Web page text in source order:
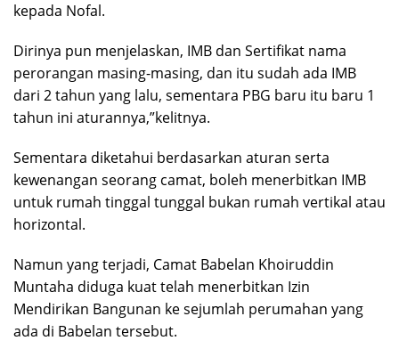
kepada Nofal.
Dirinya pun menjelaskan, IMB dan Sertifikat nama
perorangan masing-masing, dan itu sudah ada IMB
dari 2 tahun yang lalu, sementara PBG baru itu baru 1
tahun ini aturannya,”kelitnya.
Sementara diketahui berdasarkan aturan serta
kewenangan seorang camat, boleh menerbitkan IMB
untuk rumah tinggal tunggal bukan rumah vertikal atau
horizontal.
Namun yang terjadi, Camat Babelan Khoiruddin
Muntaha diduga kuat telah menerbitkan Izin
Mendirikan Bangunan ke sejumlah perumahan yang
ada di Babelan tersebut.